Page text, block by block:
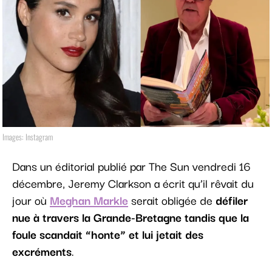
Images: Instagram
Dans un éditorial publié par The Sun vendredi 16
décembre, Jeremy Clarkson a écrit qu’il rêvait du
jour où Meghan Markleserait obligée de défiler
nue à travers la Grande-Bretagne tandis que la
foule scandait “honte” et lui jetait des
excréments.